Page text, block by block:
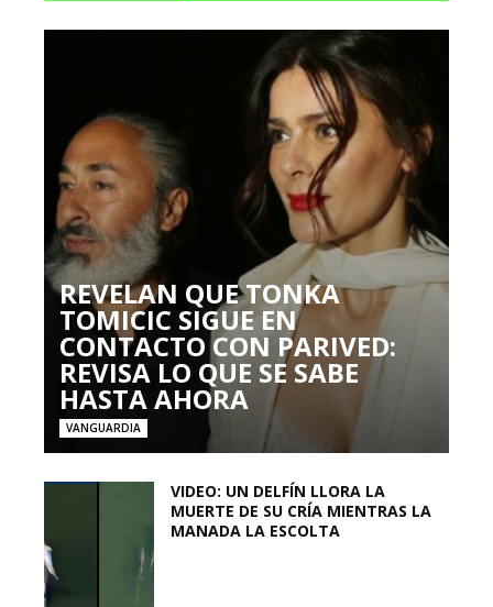
REVELAN QUE TONKA
TOMICIC SIGUE EN
CONTACTO CON PARIVED:
REVISA LO QUE SE SABE
HASTA AHORA
VANGUARDIA
VIDEO: UN DELFÍN LLORA LA
MUERTE DE SU CRÍA MIENTRAS LA
MANADA LA ESCOLTA